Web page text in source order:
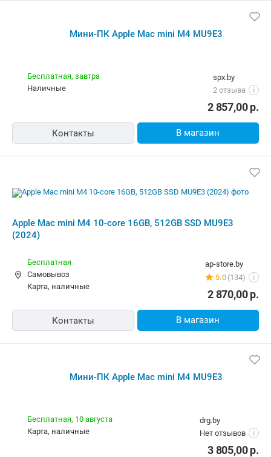
Мини-ПК Apple Mac mini M4 MU9E3
spx.by
2 отзыва
i
Бесплатная, завтра
наличные
2 857,00р.
Контакты В магазин
Apple Mac mini M4 10-core 16GB, 512GB SSD MU9E3
(2024)
ap-store.by
5.0 (134) i
Бесплатная
Самовывоз
карта, наличные
2 870,00р.
Контакты В магазин
Мини-ПК Apple Mac mini M4 MU9E3
drg.by
Нет отзывов
i
Бесплатная, 10 августа
карта, наличные
3 805,00р.